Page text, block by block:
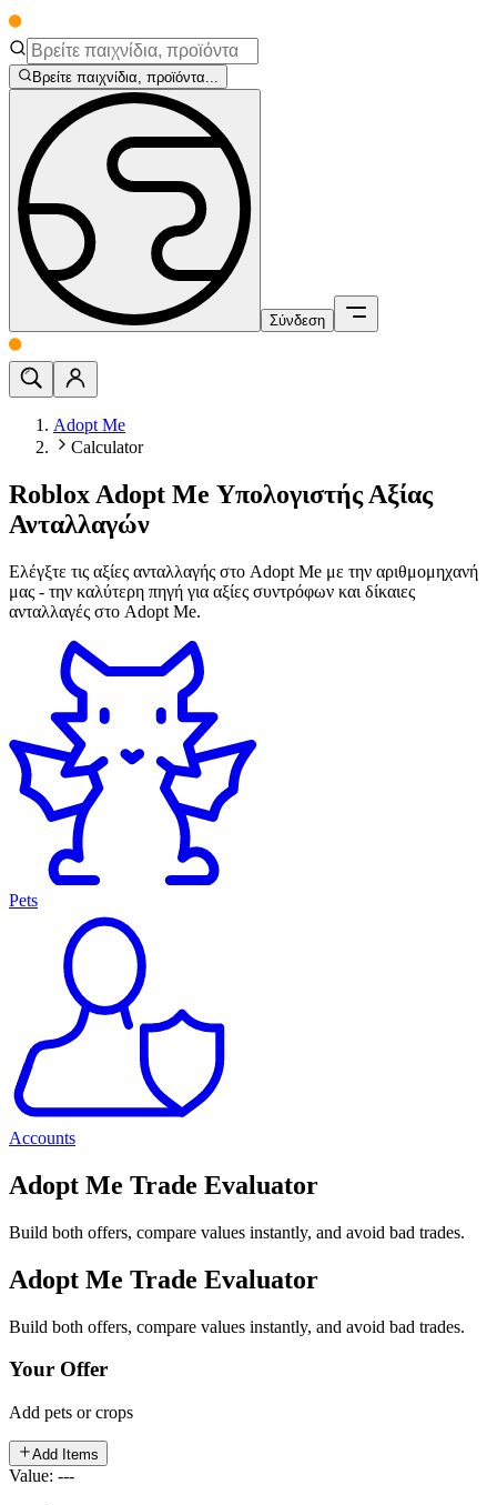
Βρείτε παιχνίδια, προϊόντα...
Σύνδεση
Adopt Me
Calculator
Roblox Adopt Me Υπολογιστής Αξίας
Ανταλλαγών
Ελέγξτε τις αξίες ανταλλαγής στο Adopt Me με την αριθμομηχανή
μας - την καλύτερη πηγή για αξίες συντρόφων και δίκαιες
ανταλλαγές στο Adopt Me.
Pets
Accounts
Adopt Me Trade Evaluator
Build both offers, compare values instantly, and avoid bad trades.
Adopt Me Trade Evaluator
Build both offers, compare values instantly, and avoid bad trades.
Your Offer
Add pets or crops
Add Items
Value: ---